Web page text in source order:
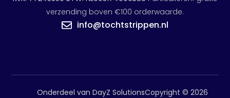
verzending boven €100 orderwaarde.
info@tochtstrippen.nl
Copyright © 2026
Onderdeel van DayZ Solutions